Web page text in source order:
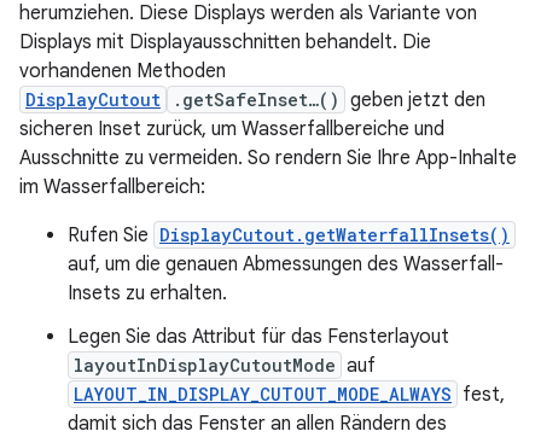
herumziehen. Diese Displays werden als Variante von
Displays mit Displayausschnitten behandelt. Die
vorhandenen Methoden
DisplayCutout .getSafeInset…() geben jetzt den
sicheren Inset zurück, um Wasserfallbereiche und
Ausschnitte zu vermeiden. So rendern Sie Ihre App-Inhalte
im Wasserfallbereich:
Rufen Sie DisplayCutout.getWaterfallInsets()
auf, um die genauen Abmessungen des Wasserfall-
Insets zu erhalten.
Legen Sie das Attribut für das Fensterlayout
layoutInDisplayCutoutMode auf
LAYOUT_IN_DISPLAY_CUTOUT_MODE_ALWAYS fest,
damit sich das Fenster an allen Rändern des